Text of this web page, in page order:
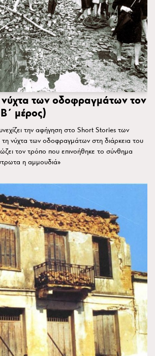
νύχτα των οδοφραγμάτων τον
μέρος)
την αφήγηση στο Short Stories των
νύχτα των οδοφραγμάτων στη διάρκεια του
τον τρόπο που επινοήθηκε το σύνθημα
η αμμουδιά»